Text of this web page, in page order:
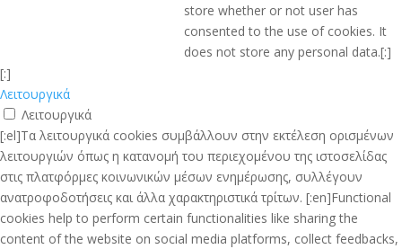
store whether or not user has
consented to the use of cookies. It
does not store any personal data.[:]
[:]
Λειτουργικά
Λειτουργικά
[:el]Τα λειτουργικά cookies συμβάλλουν στην εκτέλεση ορισμένων
λειτουργιών όπως η κατανομή του περιεχομένου της ιστοσελίδας
στις πλατφόρμες κοινωνικών μέσων ενημέρωσης, συλλέγουν
ανατροφοδοτήσεις και άλλα χαρακτηριστικά τρίτων. [:en]Functional
cookies help to perform certain functionalities like sharing the
content of the website on social media platforms, collect feedbacks,